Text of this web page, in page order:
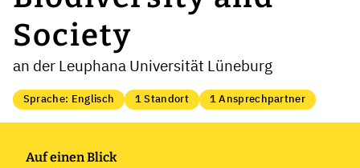
Society
an der Leuphana Universität Lüneburg
Sprache: Englisch 1 Standort 1 Ansprechpartner
Auf einen Blick